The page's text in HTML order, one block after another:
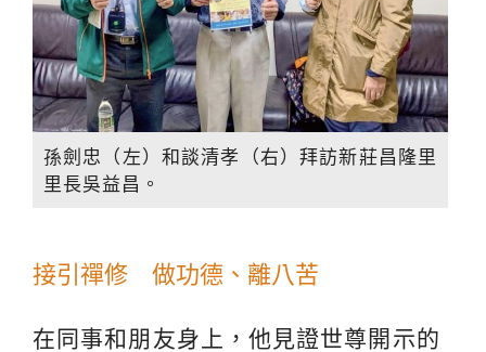
孫劍忠（左）和談清孝（右）拜訪新莊昌隆里
里長吳益昌。
接引禪修 做功德、離八苦
在同事和朋友身上，他見證世尊開示的